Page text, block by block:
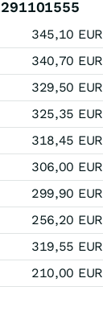
345,10 EUR
340,70 EUR
329,50 EUR
325,35 EUR
318,45 EUR
306,00 EUR
299,90 EUR
256,20 EUR
319,55 EUR
210,00 EUR